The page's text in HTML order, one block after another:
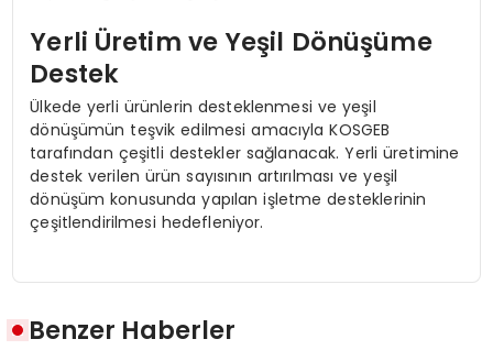
Yerli Üretim ve Yeşil Dönüşüme
Destek
Ülkede yerli ürünlerin desteklenmesi ve yeşil
dönüşümün teşvik edilmesi amacıyla KOSGEB
tarafından çeşitli destekler sağlanacak. Yerli üretimine
destek verilen ürün sayısının artırılması ve yeşil
dönüşüm konusunda yapılan işletme desteklerinin
çeşitlendirilmesi hedefleniyor.
Benzer Haberler